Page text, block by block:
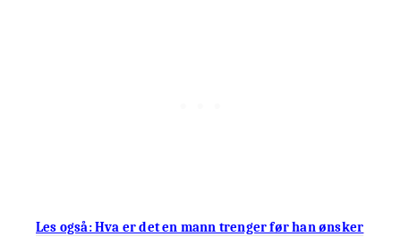
Les også: Hva er det en mann trenger før han ønsker